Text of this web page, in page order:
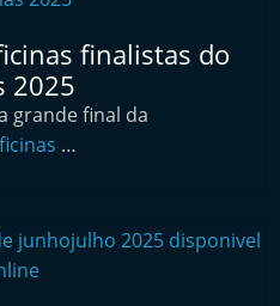
finalistas do
2025
grande final da
…